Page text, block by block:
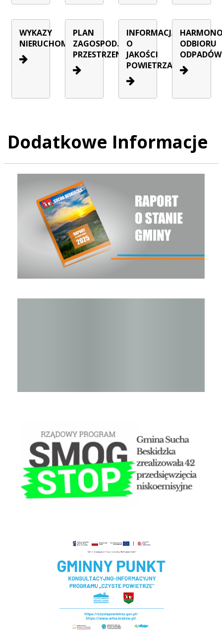
WYKAZY
NIERUCHOMOŚCI
PLAN
ZAGOSPOD.
PRZESTRZENNEGO
INFORMACJA
O
JAKOŚCI
POWIETRZA
ODBIORU
ODPADÓW
Dodatkowe Informacje